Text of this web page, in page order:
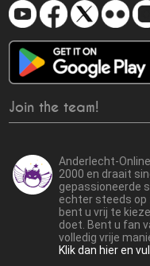
Join the team!
Anderlecht-
2000 en draait
gepassioneerde
echter steeds op
bent u vrij te
doet. Bent u fan
volledig vrije
Klik dan hier en